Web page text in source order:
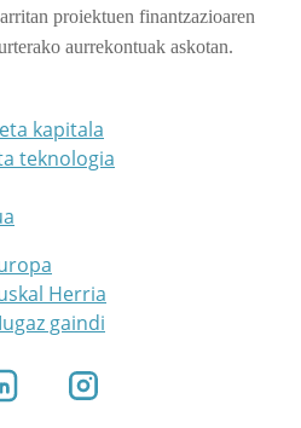
proiektuen finantzazioaren
aurrekontuak askotan.
kapitala
teknologia
Herria
gaindi